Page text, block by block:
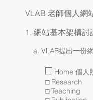
VLAB 老師個人網
1. 網站基本架構討
a. VLAB提出一份
□ Home 個人
□ Research
□ Teaching